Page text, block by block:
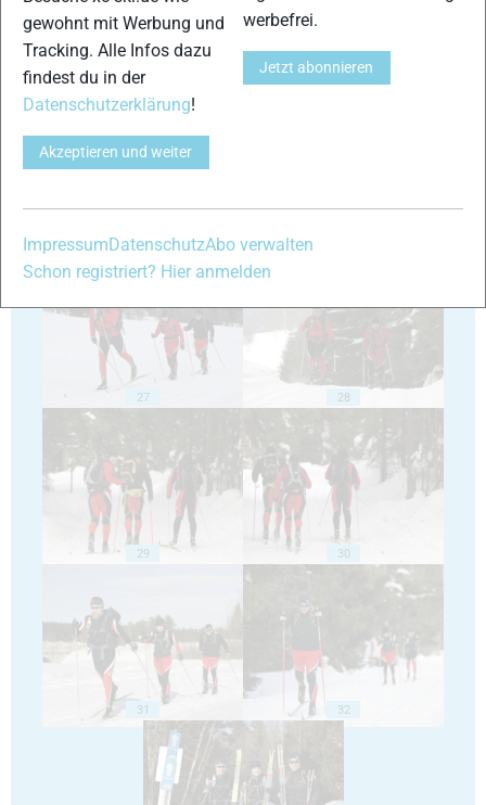
23 24
25
27 28
29 30
31 32
gewohnt mit Werbung und
Tracking. Alle Infos dazu
findest du in der
Datenschutzerklärung!
Akzeptieren und weiter
werbefrei.
Jetzt abonnieren
ImpressumDatenschutzAbo verwalten
Schon registriert? Hier anmelden